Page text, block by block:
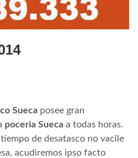
Sueca posee gran
poceria Sueca a todas horas.
de desatasco no vacile
acudiremos ipso facto